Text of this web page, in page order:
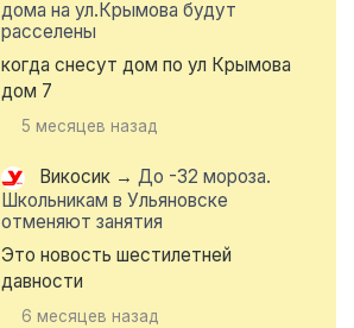
дома на ул.Крымова будут
расселены
когда снесут дом по ул Крымова
дом 7
5 месяцев назад
Викосик → До -32 мороза.
Школьникам в Ульяновске
отменяют занятия
Это новость шестилетней
давности
6 месяцев назад